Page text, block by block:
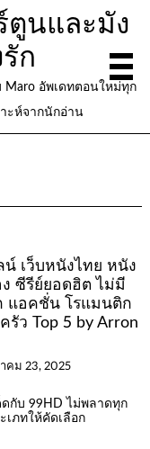
ตูนและมัง
ก
อัพเดทตอนใหม่ทุก
ะห์จากนักอ่าน
เว็บหนังไทย หนัง
ซีรีย์ยอดฮิต ไม่มี
แอคชั่น โรแมนติก
ว Top 5 by Arron
คม 23, 2025
กับ 99HD ไม่พลาดทุก
เภทให้คัดเลือก